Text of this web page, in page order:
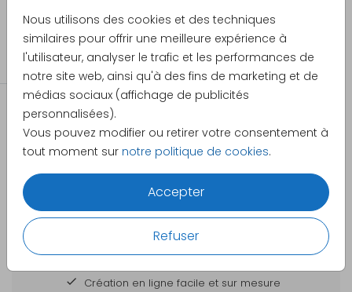
Nous utilisons des cookies et des techniques
similaires pour offrir une meilleure expérience à
l'utilisateur, analyser le trafic et les performances de
notre site web, ainsi qu'à des fins de marketing et de
médias sociaux (affichage de publicités
personnalisées).
Vous pouvez modifier ou retirer votre consentement à
tout moment sur notre politique de cookies.
Accepter
Refuser
Catégorie
Affiches
DES CARTES À PERSONNALISER POUR TOUTES
VOS GRANDES OCCASIONS
Votre commande est
Création en ligne facile et sur mesure